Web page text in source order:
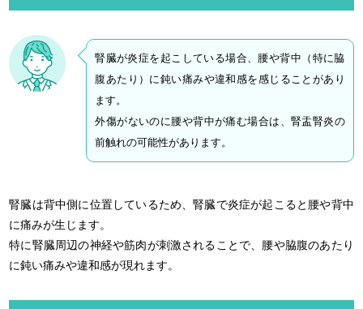
腎臓が炎症を起こしている場合、腰や背中（特に脇
腹あたり）に鈍い痛みや違和感を感じることがあり
ます。
外傷がないのに腰や背中が痛む場合は、腎盂腎炎の
前触れの可能性があります。
腎臓は背中側に位置しているため、腎臓で炎症が起こると腰や背中
に痛みが生じます。
特に腎臓周辺の神経や筋肉が刺激されることで、腰や脇腹のあたり
に鈍い痛みや違和感が現れます。